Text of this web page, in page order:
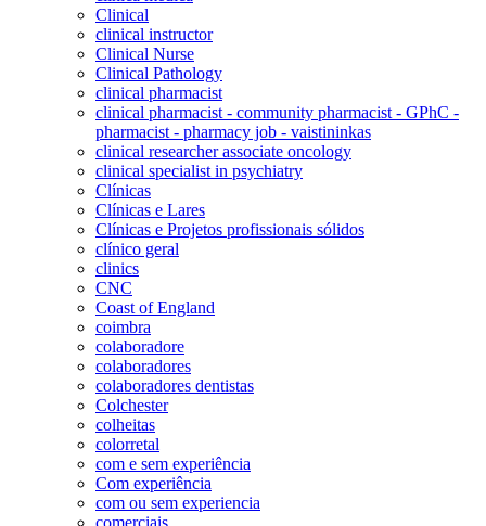
Clinical
clinical instructor
Clinical Nurse
Clinical Pathology
clinical pharmacist
clinical pharmacist - community pharmacist - GPhC -
pharmacist - pharmacy job - vaistininkas
clinical researcher associate oncology
clinical specialist in psychiatry
Clínicas
Clínicas e Lares
Clínicas e Projetos profissionais sólidos
clínico geral
clinics
CNC
Coast of England
coimbra
colaboradore
colaboradores
colaboradores dentistas
Colchester
colheitas
colorretal
com e sem experiência
Com experiência
com ou sem experiencia
comerciais